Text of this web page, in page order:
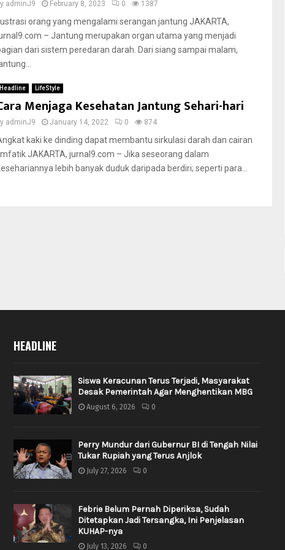
adminJ9 February 8, 2023 0 1387
orang yang mengalami serangan jantung JAKARTA,
– Jantung merupakan organ utama yang menjadi
dari sistem peredaran darah. Dari siang sampai malam,
Headline LifeStyle
Menjaga Kesehatan Jantung Sehari-hari
adminJ9 January 14, 2022 0 874
kaki ke dinding dapat membantu sirkulasi darah dan cairan
JAKARTA, jurnal9.com – Jika seseorang dalam
lebih banyak duduk daripada berdiri; seperti para...
HEADLINE
Siswa Keracunan Terus Terjadi, Masyarakat
Desak Pemerintah Agar Menghentikan MBG
August 6, 2026 0
Perry Mundur dari Gubernur BI di Tengah Nilai
Tukar Rupiah yang Terus Anjlok
July 27, 2026 0
Febrie Belum Pernah Diperiksa, Sudah
Ditetapkan Jadi Tersangka, Ini Penjelasan
KUHAP-nya
July 13, 2026 0